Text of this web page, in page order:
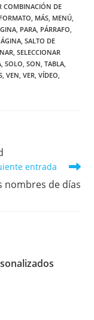
COMBINACIÓN DE
, MÁS, MENÚ,
, PARA, PÁRRAFO,
, SALTO DE
, SELECCIONAR
, SOLO, SON, TABLA,
, VEN, VER, VÍDEO,
entrada
nombres de días